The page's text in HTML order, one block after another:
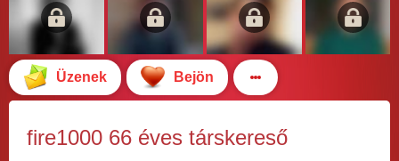
Üzenek Bejön
fire1000 66 éves társkereső